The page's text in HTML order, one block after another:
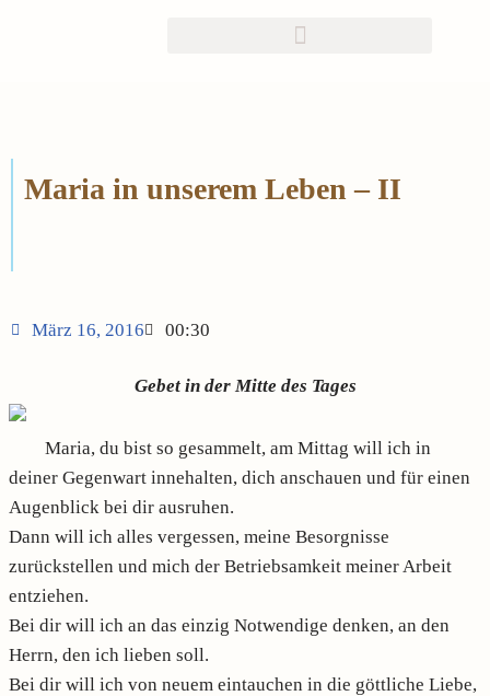
Maria in unserem Leben – II
März 16, 2016 00:30
Gebet in der Mitte des Tages
Maria, du bist so gesammelt, am Mittag will ich in
deiner Gegenwart innehalten, dich anschauen und für einen
Augenblick bei dir ausruhen.
Dann will ich alles vergessen, meine Besorgnisse
zurückstellen und mich der Betriebsamkeit meiner Arbeit
entziehen.
Bei dir will ich an das einzig Notwendige denken, an den
Herrn, den ich lieben soll.
Bei dir will ich von neuem eintauchen in die göttliche Liebe,